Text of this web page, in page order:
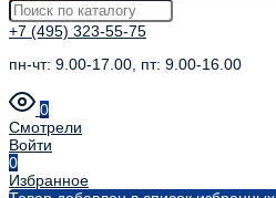
+7 (495) 323-55-75
пн-чт: 9.00-17.00, пт: 9.00-16.00
0
Смотрели
Войти
0
Избранное